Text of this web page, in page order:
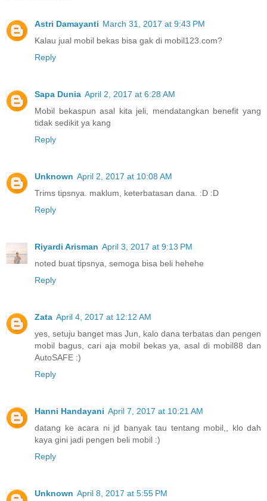
Astri Damayanti March 31, 2017 at 9:43 PM
Kalau jual mobil bekas bisa gak di mobil123.com?
Reply
Sapa Dunia April 2, 2017 at 6:28 AM
Mobil bekaspun asal kita jeli, mendatangkan benefit yang
tidak sedikit ya kang
Reply
Unknown April 2, 2017 at 10:08 AM
Trims tipsnya. maklum, keterbatasan dana. :D :D
Reply
Riyardi Arisman April 3, 2017 at 9:13 PM
noted buat tipsnya, semoga bisa beli hehehe
Reply
Zata April 4, 2017 at 12:12 AM
yes, setuju banget mas Jun, kalo dana terbatas dan pengen
mobil bagus, cari aja mobil bekas ya, asal di mobil88 dan
AutoSAFE :)
Reply
Hanni Handayani April 7, 2017 at 10:21 AM
datang ke acara ni jd banyak tau tentang mobil,, klo dah
kaya gini jadi pengen beli mobil :)
Reply
Unknown April 8, 2017 at 5:55 PM